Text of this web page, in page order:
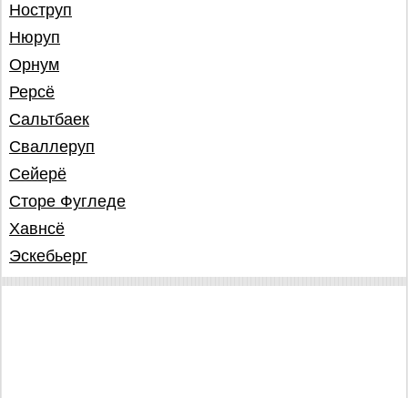
Ноструп
Нюруп
Орнум
Рерсё
Сальтбаек
Сваллеруп
Сейерё
Сторе Фугледе
Хавнсё
Эскебьерг